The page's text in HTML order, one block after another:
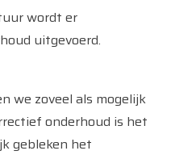
wordt er
uitgevoerd.
we zoveel als mogelijk
onderhoud is het
gebleken het